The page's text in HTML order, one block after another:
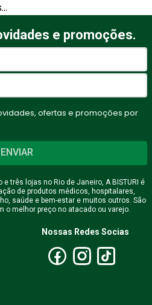
1 a 5
e promoções.
ofertas e promoções por
ENVIAR
três lojas no Rio de Janeiro, A BISTURI é
de produtos médicos, hospitalares,
saúde e bem-estar e muitos outros. São
o melhor preço no atacado ou varejo.
Nossas Redes Socias